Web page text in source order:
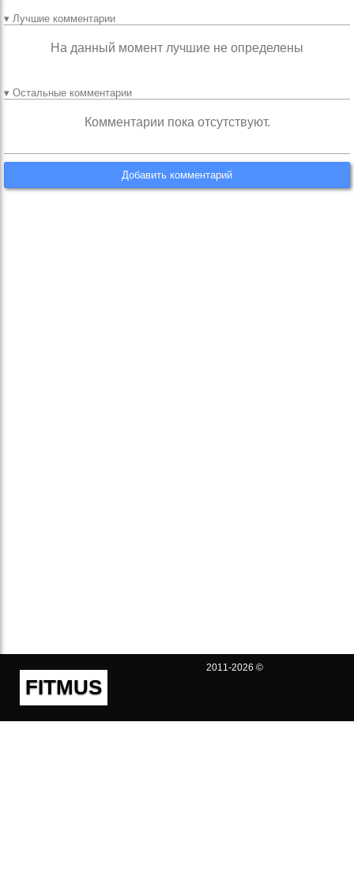
▾ Лучшие комментарии
На данный момент лучшие не определены
▾ Остальные комментарии
Комментарии пока отсутствуют.
Добавить комментарий
FITMUS
2011-2026 ©